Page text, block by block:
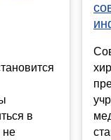
в
не